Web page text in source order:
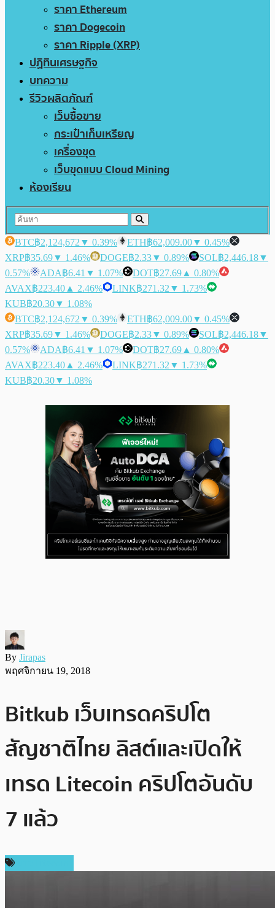
ราคา Ethereum
ราคา Dogecoin
ราคา Ripple (XRP)
ปฏิทินเศรษฐกิจ
บทความ
รีวิวผลิตภัณฑ์
เว็บซื้อขาย
กระเป๋าเก็บเหรียญ
เครื่องขุด
เว็บขุดแบบ Cloud Mining
ห้องเรียน
BTC฿2,124,672 ▼ 0.39% ETH฿62,009.00▼ 0.45%
XRP฿35.69▼ 1.46% DOGE฿2.33▼ 0.89% SOL฿2,446.18▼
0.57%
ADA฿6.41 ▼ 1.07% DOT฿27.69 ▲ 0.80%
AVAX฿223.40 ▲ 2.46% LINK฿271.32 ▼ 1.73%
KUB฿20.30▼ 1.08%
BTC฿2,124,672 ▼ 0.39% ETH฿62,009.00▼ 0.45%
XRP฿35.69▼ 1.46% DOGE฿2.33▼ 0.89% SOL฿2,446.18▼
0.57%
ADA฿6.41 ▼ 1.07% DOT฿27.69 ▲ 0.80%
AVAX฿223.40 ▲ 2.46% LINK฿271.32 ▼ 1.73%
KUB฿20.30▼ 1.08%
By Jirapas
พฤศจิกายน 19, 2018
Bitkub เว็บเทรดคริปโต
สัญชาติไทย ลิสต์และเปิดให้
เทรด Litecoin คริปโตอันดับ
7 แล้ว